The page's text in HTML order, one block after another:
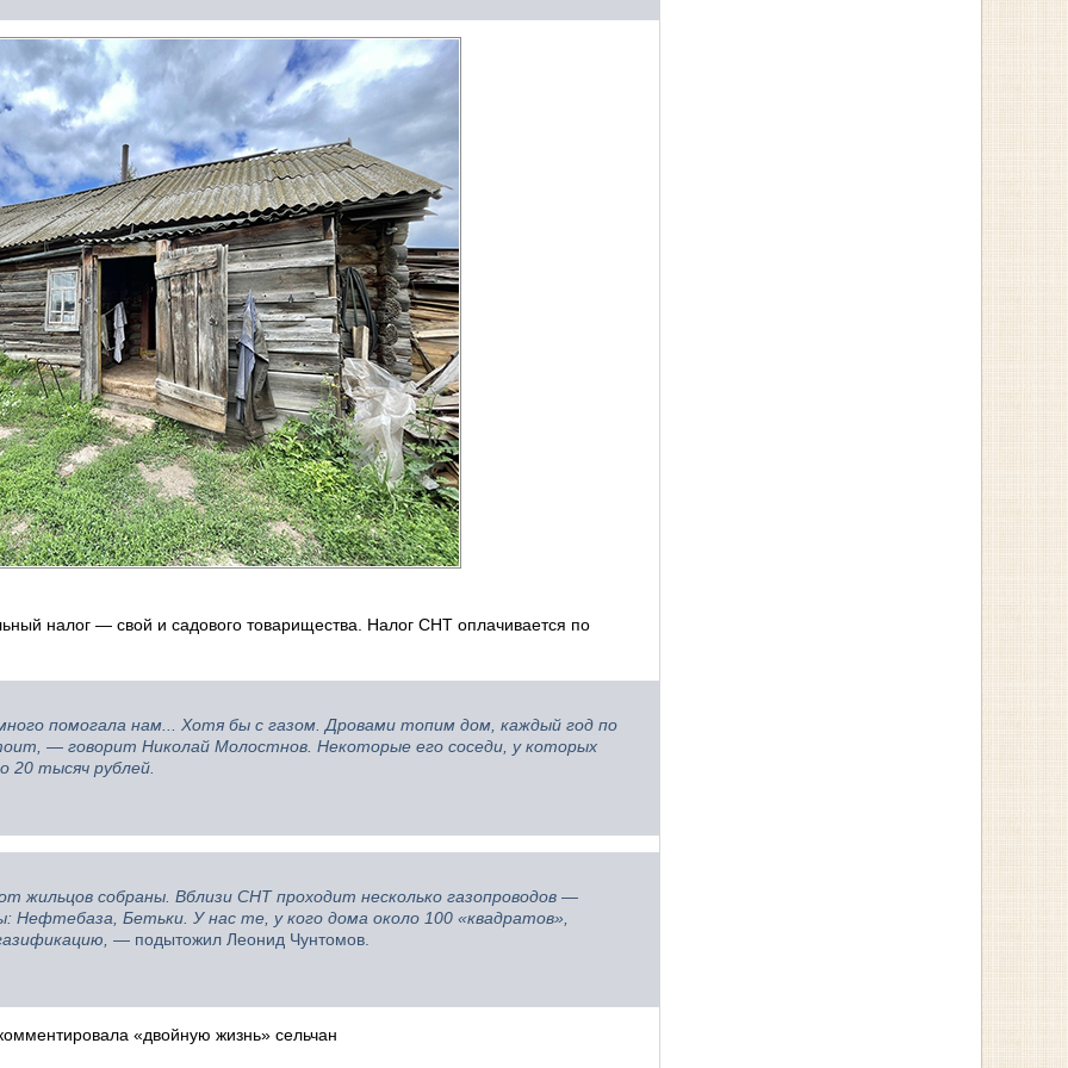
налог — свой и садового товарищества. Налог СНТ оплачивается по
помогала нам... Хотя бы с газом. Дровами топим дом, каждый год по
— говорит Николай Молостнов. Некоторые его соседи, у которых
20 тысяч рублей.
жильцов собраны. Вблизи СНТ проходит несколько газопроводов —
Бетьки. У нас те, у кого дома около 100 «квадратов»,
— подытожил Леонид Чунтомов.
«двойную жизнь» сельчан